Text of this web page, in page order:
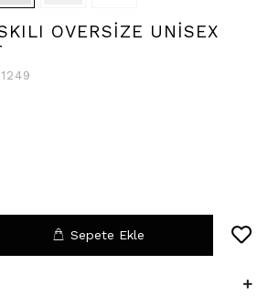
OVERSİZE UNİSEX
Sepete Ekle